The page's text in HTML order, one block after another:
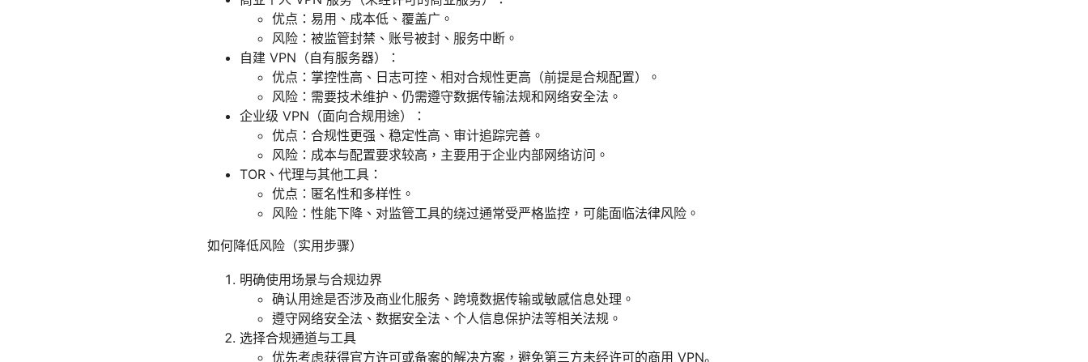
优点：易用、成本低、覆盖广。
风险：被监管封禁、账号被封、服务中断。
自建 VPN（自有服务器）：
优点：掌控性高、日志可控、相对合规性更高（前提是合规配置）。
风险：需要技术维护、仍需遵守数据传输法规和网络安全法。
企业级 VPN（面向合规用途）：
优点：合规性更强、稳定性高、审计追踪完善。
风险：成本与配置要求较高，主要用于企业内部网络访问。
TOR、代理与其他工具：
优点：匿名性和多样性。
风险：性能下降、对监管工具的绕过通常受严格监控，可能面临法律风险。
如何降低风险（实用步骤）
明确使用场景与合规边界
确认用途是否涉及商业化服务、跨境数据传输或敏感信息处理。
遵守网络安全法、数据安全法、个人信息保护法等相关法规。
选择合规通道与工具
优先考虑获得官方许可或备案的解决方案，避免第三方未经许可的商用 VPN。